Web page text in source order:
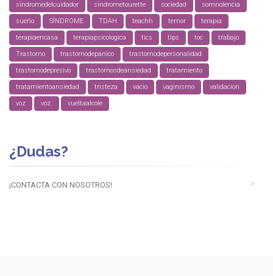
sindromedelcuidador sindrometourette sociedad somnolencia
sueño SÍNDROME TDAH teachh temor terapia
terapiaencasa terapiapsicologica tics tips toc trabajo
Trastorno trastornodepanico trastornodepersonalidad
trastornodepresivo trastornosdeansiedad tratamiento
tratamientoansiedad tristeza vacio vaginismo validacion
voz voz. vueltaalcole
¿Dudas?
¡CONTACTA CON NOSOTROS!